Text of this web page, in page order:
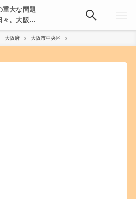
重大な問題
々。大阪・
た食べ歩
大阪府 大阪市中央区